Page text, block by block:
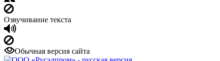
Озвучивание текста
Обычная версия сайта